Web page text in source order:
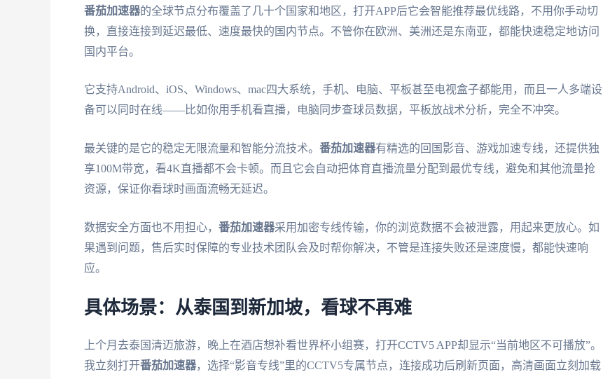
番茄加速器的全球节点分布覆盖了几十个国家和地区，打开APP后它会智能推荐最优线路，不用你手动切
换，直接连接到延迟最低、速度最快的国内节点。不管你在欧洲、美洲还是东南亚，都能快速稳定地访问
国内平台。
它支持Android、iOS、Windows、mac四大系统，手机、电脑、平板甚至电视盒子都能用，而且一人多端设
备可以同时在线——比如你用手机看直播，电脑同步查球员数据，平板放战术分析，完全不冲突。
最关键的是它的稳定无限流量和智能分流技术。 番茄加速器有精选的回国影音、游戏加速专线，还提供独
享100M带宽，看4K直播都不会卡顿。而且它会自动把体育直播流量分配到最优专线，避免和其他流量抢
资源，保证你看球时画面流畅无延迟。
数据安全方面也不用担心， 番茄加速器采用加密专线传输，你的浏览数据不会被泄露，用起来更放心。如
果遇到问题，售后实时保障的专业技术团队会及时帮你解决，不管是连接失败还是速度慢，都能快速响
应。
具体场景：从泰国到新加坡，看球不再难
上个月去泰国清迈旅游，晚上在酒店想补看世界杯小组赛，打开CCTV5 APP却显示“当前地区不可播放”。
我立刻打开番茄加速器，选择“影音专线”里的CCTV5专属节点，连接成功后刷新页面，高清画面立刻加载